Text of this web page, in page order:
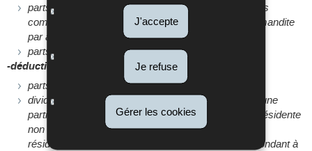
J'accepte
Je refuse
Gérer les cookies
parts de bénéfice et traitements alloués aux associés
commandités pour la gestion d'une société en commandite
par actions
parts de perte dans une société de personnes
-déductions
parts de bénéfice dans une société de personnes
dividendes ou parts de bénéfice alloués en raison d'une
participation détenue dans une société de capitaux résidente
non exemptée ou dans une société de capitaux non
résidente pleinement imposable à un impôt correspondant à